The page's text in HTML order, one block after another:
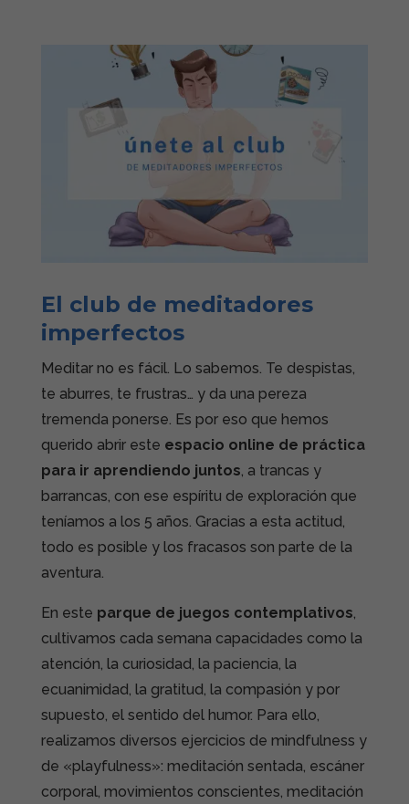
El club de meditadores
imperfectos
Meditar no es fácil. Lo sabemos. Te despistas,
te aburres, te frustras… y da una pereza
tremenda ponerse. Es por eso que hemos
querido abrir este espacio online de práctica
para ir aprendiendo juntos, a trancas y
barrancas, con ese espíritu de exploración que
teníamos a los 5 años. Gracias a esta actitud,
todo es posible y los fracasos son parte de la
aventura.
En este parque de juegos contemplativos,
cultivamos cada semana capacidades como la
atención, la curiosidad, la paciencia, la
ecuanimidad, la gratitud, la compasión y por
supuesto, el sentido del humor. Para ello,
realizamos diversos ejercicios de mindfulness y
de «playfulness»: meditación sentada, escáner
corporal, movimientos conscientes, meditación